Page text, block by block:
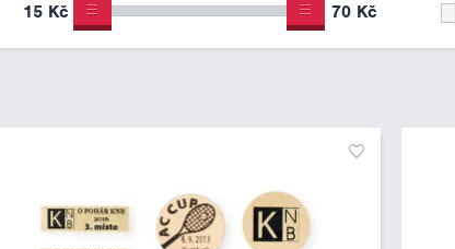
15 Kč 70 Kč